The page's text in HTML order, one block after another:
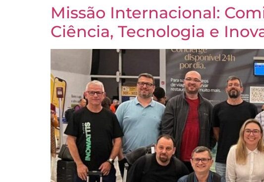
Missão Internacional:
Ciência, Tecnologia e